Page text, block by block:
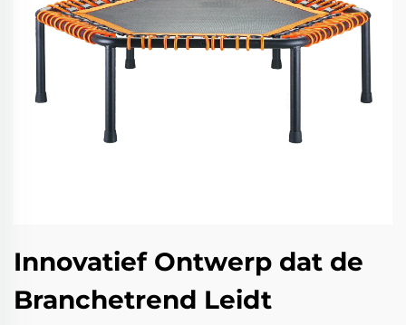
Innovatief Ontwerp dat de
Branchetrend Leidt